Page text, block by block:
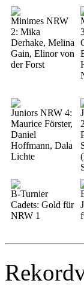
Minimes NRW
2: Mika
Derhake, Melina
Gain, Elinor von
der Forst
Juniors NRW 4:
Maurice Förster,
Daniel
Hoffmann, Dala
Lichte
B-Turnier
Cadets: Gold für
NRW 1